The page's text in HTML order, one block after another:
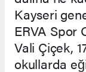
Kayseri
ERVA Spor
Vali Çiçek,
okullarda